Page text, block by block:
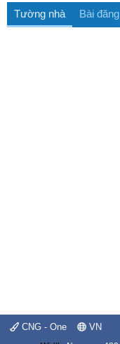
Tường nhà Bài đăng
CNG - One VN